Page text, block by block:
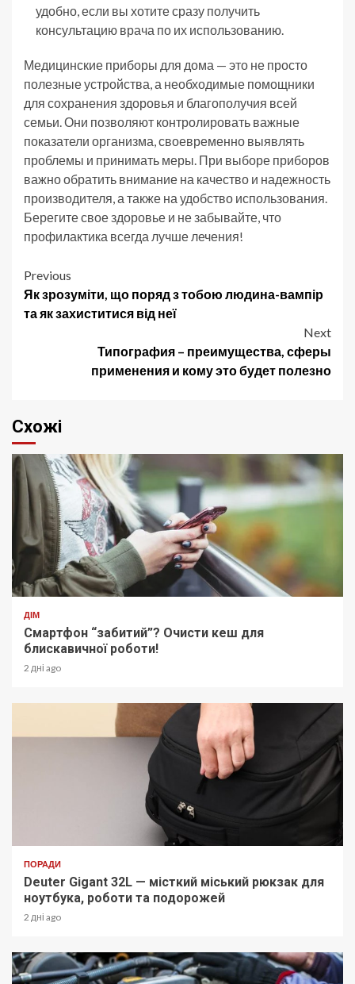
удобно, если вы хотите сразу получить
консультацию врача по их использованию.
Медицинские приборы для дома — это не просто
полезные устройства, а необходимые помощники
для сохранения здоровья и благополучия всей
семьи. Они позволяют контролировать важные
показатели организма, своевременно выявлять
проблемы и принимать меры. При выборе приборов
важно обратить внимание на качество и надежность
производителя, а также на удобство использования.
Берегите свое здоровье и не забывайте, что
профилактика всегда лучше лечения!
Post
navigation
Previous
Як зрозуміти, що поряд з тобою людина-вампір
та як захиститися від неї
Next
Типография – преимущества, сферы
применения и кому это будет полезно
Схожі
ДІМ
Смартфон “забитий”? Очисти кеш для
блискавичної роботи!
2 дні ago
ПОРАДИ
Deuter Gigant 32L — місткий міський рюкзак для
ноутбука, роботи та подорожей
2 дні ago